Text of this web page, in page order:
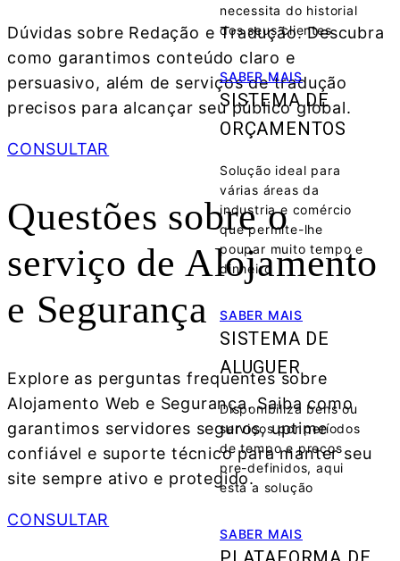
necessita do historial
dos seus clientes
SABER MAIS
SISTEMA DE
ORÇAMENTOS
Solução ideal para
várias áreas da
industria e comércio
que permite-lhe
poupar muito tempo e
dinheiro
SABER MAIS
SISTEMA DE
ALUGUER
Disponibiliza bens ou
serviços por períodos
de tempo e preços
pre-definidos, aqui
está a solução
SABER MAIS
Dúvidas sobre Redação e Tradução. Descubra
como garantimos conteúdo claro e
persuasivo, além de serviços de tradução
precisos para alcançar seu público global.
CONSULTAR
Questões sobre o
serviço de Alojamento
e Segurança
Explore as perguntas frequentes sobre
Alojamento Web e Segurança. Saiba como
garantimos servidores seguros, uptime
confiável e suporte técnico para manter seu
site sempre ativo e protegido.
CONSULTAR